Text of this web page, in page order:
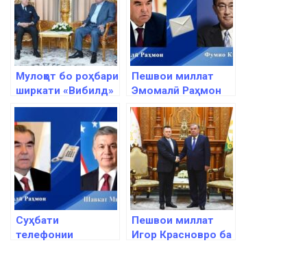
Мулоқот бо роҳбари
ширкати «Вибилд»
Пиетро Салини
Пешвои миллат
Эмомалӣ Раҳмон
ба Сарвазири
Ҷопон Фумио
Кисида барқияи
изҳори тасаллӣ
ирсол намуданд
Суҳбати
телефонии
Пешвои миллат
Игор Красновро ба